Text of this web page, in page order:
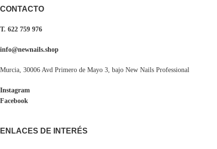
CONTACTO
T. 622 759 976
info@newnails.shop
Murcia, 30006 Avd Primero de Mayo 3, bajo New Nails Professional
Instagram
Facebook
ENLACES DE INTERÉS